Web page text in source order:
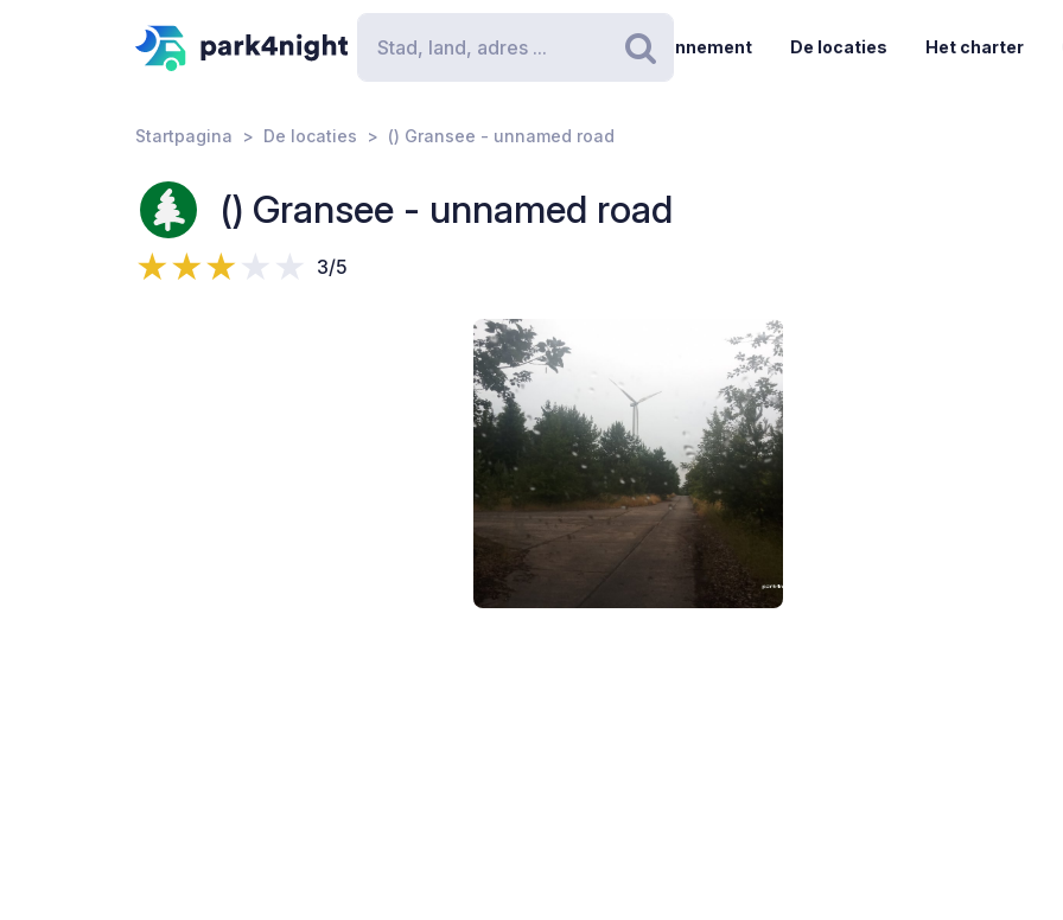
Zoeken
Abonnement De locaties Het charter
Startpagina De locaties () Gransee - unnamed road
() Gransee - unnamed road
3/5